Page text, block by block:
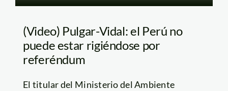
(Video) Pulgar-Vidal: el Perú no
puede estar rigiéndose por
referéndum
El titular del Ministerio del Ambiente